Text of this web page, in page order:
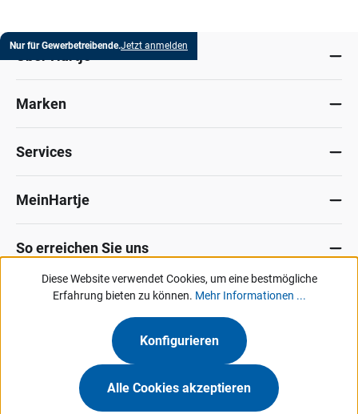
Nur für Gewerbetreibende.Jetzt anmelden
Marken
Services
MeinHartje
So erreichen Sie uns
Datenschutz ImpressumAllg. Verkaufsbedingungen
KontaktHinweisgeber-Portal
Unsere Angebote & Services richten sich ausschließlich an Industrie, Handel,
Hermann Hartje KG • Deichstraße 120-122 • 27318 Hoya
Diese Website verwendet Cookies, um eine bestmögliche
Erfahrung bieten zu können. Mehr Informationen ...
Konfigurieren
Alle Cookies akzeptieren